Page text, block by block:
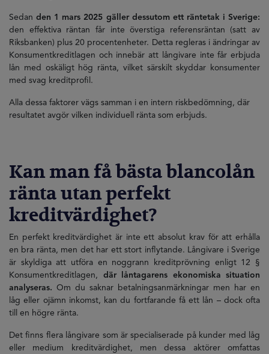
Sedanden 1 mars 2025 gäller dessutom ett räntetak i Sverige:
den effektiva räntan får inte överstiga referensräntan (satt av
Riksbanken) plus 20 procentenheter. Detta regleras i ändringar av
Konsumentkreditlagen och innebär att långivare inte får erbjuda
lån med oskäligt hög ränta, vilket särskilt skyddar konsumenter
med svag kreditprofil.
Alla dessa faktorer vägs samman i en intern riskbedömning, där
resultatet avgör vilken individuell ränta som erbjuds.
Kan man få bästa blancolån
ränta utan perfekt
kreditvärdighet?
En perfekt kreditvärdighet är inte ett absolut krav för att erhålla
en bra ränta, men det har ett stort inflytande. Långivare i Sverige
är skyldiga att utföra en noggrann kreditprövning enligt 12 §
Konsumentkreditlagen, där låntagarens ekonomiska situation
analyseras. Om du saknar betalningsanmärkningar men har en
låg eller ojämn inkomst, kan du fortfarande få ett lån – dock ofta
till en högre ränta.
Det finns flera långivare som är specialiserade på kunder med låg
eller medium kreditvärdighet, men dessa aktörer omfattas